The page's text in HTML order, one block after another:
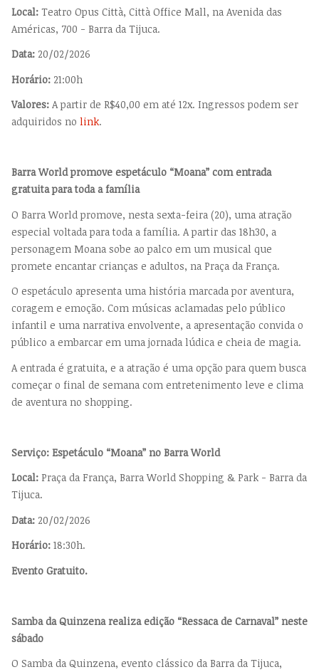
Local: Teatro Opus Città, Città Office Mall, na Avenida das
Américas, 700 - Barra da Tijuca.
Data: 20/02/2026
Horário: 21:00h
Valores: A partir de R$40,00 em até 12x. Ingressos podem ser
adquiridos no link.
Barra World promove espetáculo “Moana” com entrada
gratuita para toda a família
O Barra World promove, nesta sexta-feira (20), uma atração
especial voltada para toda a família. A partir das 18h30, a
personagem Moana sobe ao palco em um musical que
promete encantar crianças e adultos, na Praça da França.
O espetáculo apresenta uma história marcada por aventura,
coragem e emoção. Com músicas aclamadas pelo público
infantil e uma narrativa envolvente, a apresentação convida o
público a embarcar em uma jornada lúdica e cheia de magia.
A entrada é gratuita, e a atração é uma opção para quem busca
começar o final de semana com entretenimento leve e clima
de aventura no shopping.
Serviço: Espetáculo “Moana” no Barra World
Local: Praça da França, Barra World Shopping & Park - Barra da
Tijuca.
Data: 20/02/2026
Horário: 18:30h.
Evento Gratuito.
Samba da Quinzena realiza edição “Ressaca de Carnaval” neste
sábado
O Samba da Quinzena, evento clássico da Barra da Tijuca,